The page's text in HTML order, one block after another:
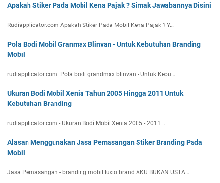
Apakah Stiker Pada Mobil Kena Pajak ? Simak Jawabannya Disini
Rudiapplicator.com Apakah Stiker Pada Mobil Kena Pajak ? Y…
Pola Bodi Mobil Granmax Blinvan - Untuk Kebutuhan Branding
Mobil
rudiapplicator.com Pola bodi grandmax blinvan - Untuk Kebu…
Ukuran Bodi Mobil Xenia Tahun 2005 Hingga 2011 Untuk
Kebutuhan Branding
rudiapplicator.com - Ukuran Bodi Mobil Xenia 2005 - 2011 …
Alasan Menggunakan Jasa Pemasangan Stiker Branding Pada
Mobil
Jasa Pemasangan - branding mobil luxio brand AKU BUKAN USTA…